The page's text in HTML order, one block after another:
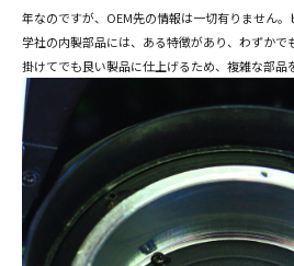
年なのですが、OEM先の情報は一切有りません
学社の内製部品には、ある特徴があり、わずかで
掛けてでも良い製品に仕上げるため、複雑な部品